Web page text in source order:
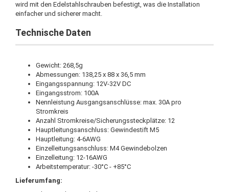
wird mit den Edelstahlschrauben befestigt, was die Installation
einfacher und sicherer macht.
Technische Daten
Gewicht: 268,5g
Abmessungen: 138,25 x 88 x 36,5 mm
Eingangsspannung: 12V-32V DC
Eingangsstrom: 100A
Nennleistung Ausgangsanschlüsse: max. 30A pro
Stromkreis
Anzahl Stromkreise/Sicherungssteckplätze: 12
Hauptleitungsanschluss: Gewindestift M5
Hauptleitung: 4-6AWG
Einzelleitungsanschluss: M4 Gewindebolzen
Einzelleitung: 12-16AWG
Arbeitstemperatur: -30°C - +85°C
Lieferumfang: